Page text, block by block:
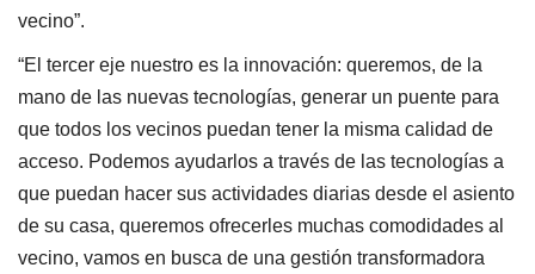
vecino”.
“El tercer eje nuestro es la innovación: queremos, de la
mano de las nuevas tecnologías, generar un puente para
que todos los vecinos puedan tener la misma calidad de
acceso. Podemos ayudarlos a través de las tecnologías a
que puedan hacer sus actividades diarias desde el asiento
de su casa, queremos ofrecerles muchas comodidades al
vecino, vamos en busca de una gestión transformadora